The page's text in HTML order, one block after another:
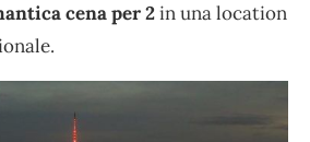
cena per 2in una location